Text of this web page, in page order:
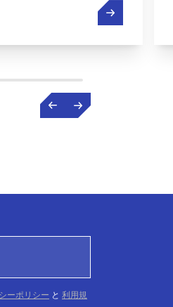
ブルクパビリオンが挑んだ循
【満員御礼】
ーポリシー と 利用規